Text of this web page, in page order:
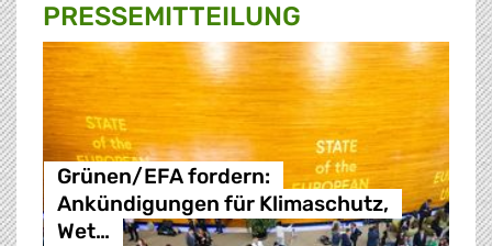
PRESSE­MITTEILUNG
Grünen/EFA fordern:
Ankündigungen für Klimaschutz,
Wet…